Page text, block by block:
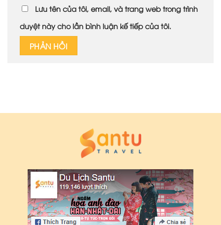
Lưu tên của tôi, email, và trang web trong trình
duyệt này cho lần bình luận kế tiếp của tôi.